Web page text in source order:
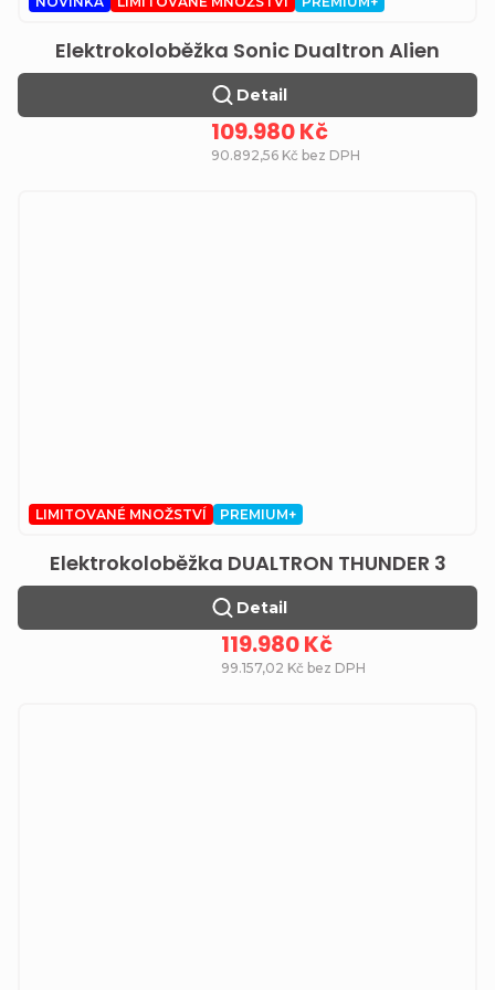
Elektrokoloběžka Sonic Dualtron Alien
90.892,56 Kč bez DPH
109.980 Kč
Detail
LIMITOVANÉ MNOŽSTVÍ PREMIUM+
Elektrokoloběžka DUALTRON THUNDER 3
99.157,02 Kč bez DPH
119.980 Kč
Detail